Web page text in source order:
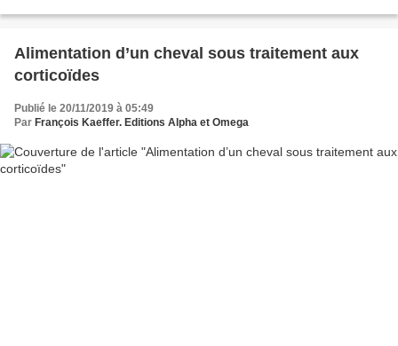
Alimentation d’un cheval sous traitement aux
corticoïdes
Publié le 20/11/2019 à 05:49
Par François Kaeffer. Editions Alpha et Omega